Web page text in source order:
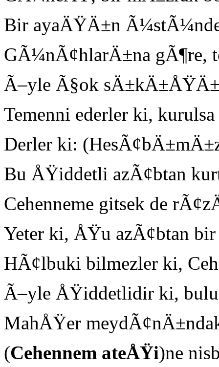
Bir ayaÄŸÄ±n
GÃ¼nÃ¢hlarÄ±na gÃ¶re,
Ã–yle Ã§ok
Temenni ederler ki,
Derler ki:
Bu ÅŸiddetli azÃ¢btan
Cehenneme gitsek de
Yeter ki, ÅŸu azÃ¢btan
HÃ¢lbuki bilmezler ki,
Ã–yle ÅŸiddetlidir ki,
MahÅŸer
(Cehennem ateÅŸi)ne